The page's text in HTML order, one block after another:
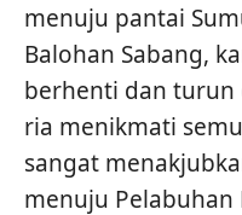
menuju pantai
Balohan Sabang,
berhenti dan
ria menikmati
sangat
menuju Pelabuhan